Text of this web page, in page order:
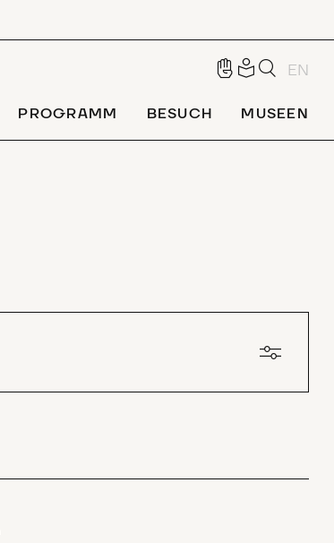
EN
PROGRAMM BESUCH MUSEEN